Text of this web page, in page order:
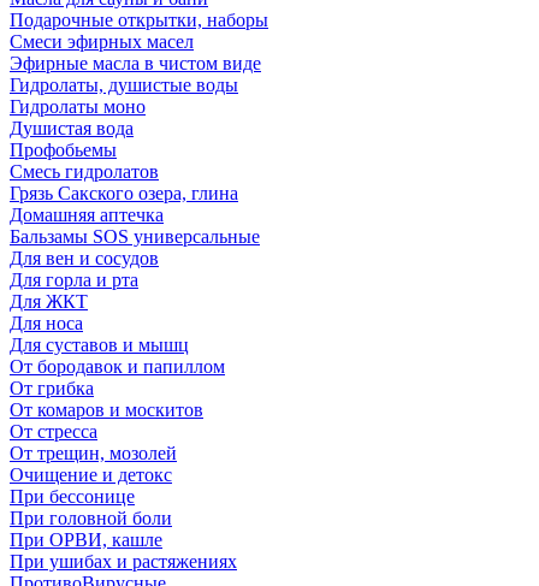
Подарочные открытки, наборы
Смеси эфирных масел
Эфирные масла в чистом виде
Гидролаты, душистые воды
Гидролаты моно
Душистая вода
Профобьемы
Смесь гидролатов
Грязь Сакского озера, глина
Домашняя аптечка
Бальзамы SOS универсальные
Для вен и сосудов
Для горла и рта
Для ЖКТ
Для носа
Для суставов и мышц
От бородавок и папиллом
От грибка
От комаров и москитов
От стресса
От трещин, мозолей
Очищение и детокс
При бессонице
При головной боли
При ОРВИ, кашле
При ушибах и растяжениях